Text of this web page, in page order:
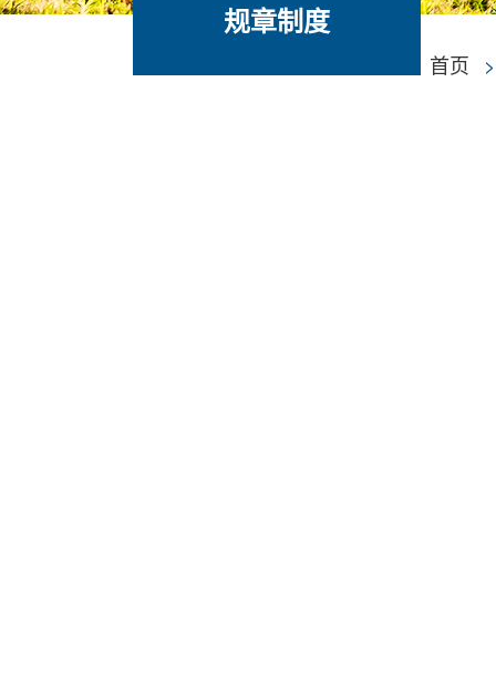
规章制度
首页